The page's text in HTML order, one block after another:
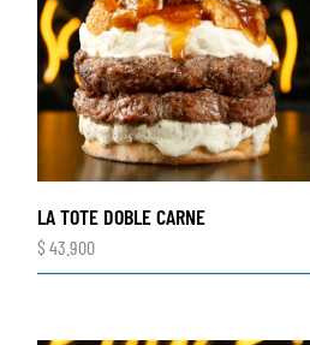
LA TOTE DOBLE CARNE
$ 43.900